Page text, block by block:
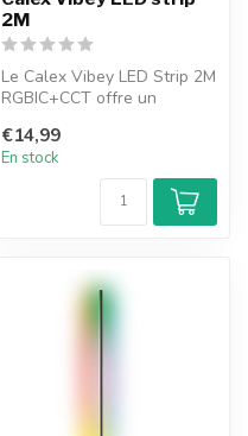
2M
Le Calex Vibey LED Strip 2M
RGBIC+CCT offre un
! Cho...
€14,99
En stock